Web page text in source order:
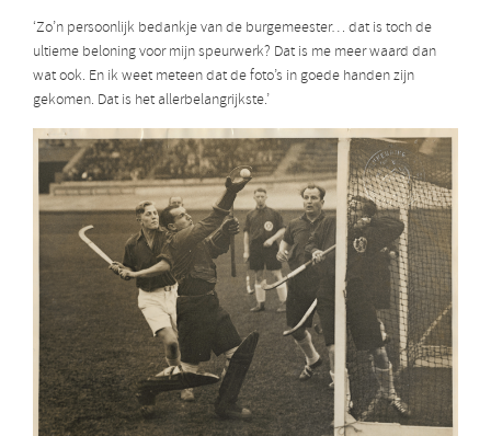
‘Zo’n persoonlijk bedankje van de burgemeester… dat is toch de
ultieme beloning voor mijn speurwerk? Dat is me meer waard dan
wat ook. En ik weet meteen dat de foto’s in goede handen zijn
gekomen. Dat is het allerbelangrijkste.’